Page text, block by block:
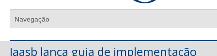
Iaasb lança guia de implementação